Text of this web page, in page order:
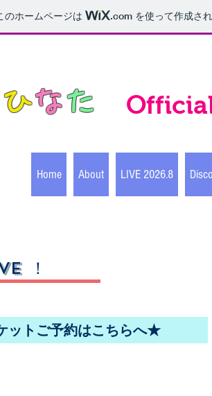
のホームページは .comを使って作成さ
ひなた
Home About LIVE 2026.8
！
ットご予約はこちらへ★